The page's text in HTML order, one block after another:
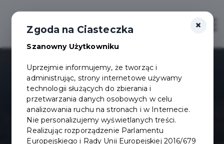
×
Zgoda na Ciasteczka
Szanowny Użytkowniku
Uprzejmie informujemy, że tworząc i
administrując, strony internetowe używamy
technologii służących do zbierania i
przetwarzania danych osobowych w celu
analizowania ruchu na stronach i w Internecie.
Nie personalizujemy wyświetlanych treści.
Realizując rozporządzenie Parlamentu
Europejskiego i Rady Unii Europejskiej 2016/679